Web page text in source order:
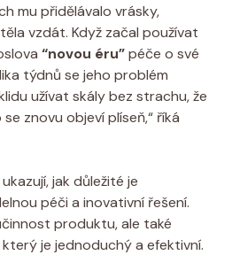
mu přidělávalo vrásky,
vzdát. Když začal používat
“novou éru”péče o své
týdnů se jeho problém
užívat skály bez strachu, že
znovu objeví plíseň,“ říká
jak důležité je
péči a inovativní řešení.
produktu, ale také
je jednoduchý a efektivní.